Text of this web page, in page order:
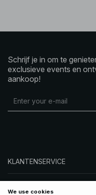
Schrijf je in om te
exclusieve events en
aankoop!
KLANTENSERVICE